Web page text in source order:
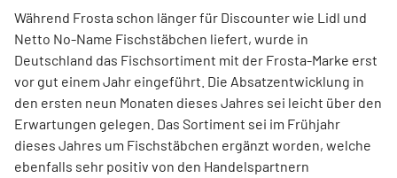
Während Frosta schon länger für Discounter wie Lidl und
Netto No-Name Fischstäbchen liefert, wurde in
Deutschland das Fischsortiment mit der Frosta-Marke erst
vor gut einem Jahr eingeführt. Die Absatzentwicklung in
den ersten neun Monaten dieses Jahres sei leicht über den
Erwartungen gelegen. Das Sortiment sei im Frühjahr
dieses Jahres um Fischstäbchen ergänzt worden, welche
ebenfalls sehr positiv von den Handelspartnern